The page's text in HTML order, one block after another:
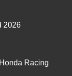
2026
Racing